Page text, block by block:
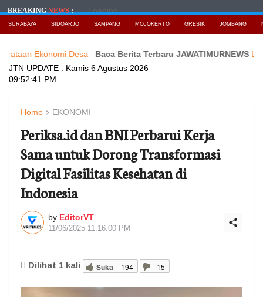
BREAKINGNEWS: Loading...
SURABAYA SIDOARJO SAMPANG MOJOKERTO GRESIK JOMBANG
Desa Baca Berita Terbaru JAWATIMURNEWS LOMBA
JTN UPDATE : Kamis 6 Agustus 2026
09:52:43 PM
Home EKONOMI
Periksa.id dan BNI Perbarui Kerja
Sama untuk Dorong Transformasi
Digital Fasilitas Kesehatan di
Indonesia
by EditorVT
11/06/2025 11:16:00 PM
Dilihat 1 kali Suka 194 15